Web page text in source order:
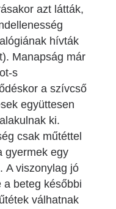
azt látták,
hívták
Manapság már
s
a szívcső
együttesen
ki.
csak műtéttel
gyermek egy
A viszonylag jó
a beteg későbbi
válhatnak